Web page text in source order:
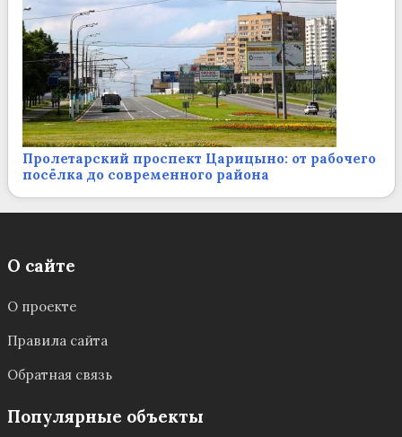
Пролетарский проспект Царицыно: от рабочего
посёлка до современного района
О сайте
О проекте
Правила сайта
Обратная связь
Популярные объекты